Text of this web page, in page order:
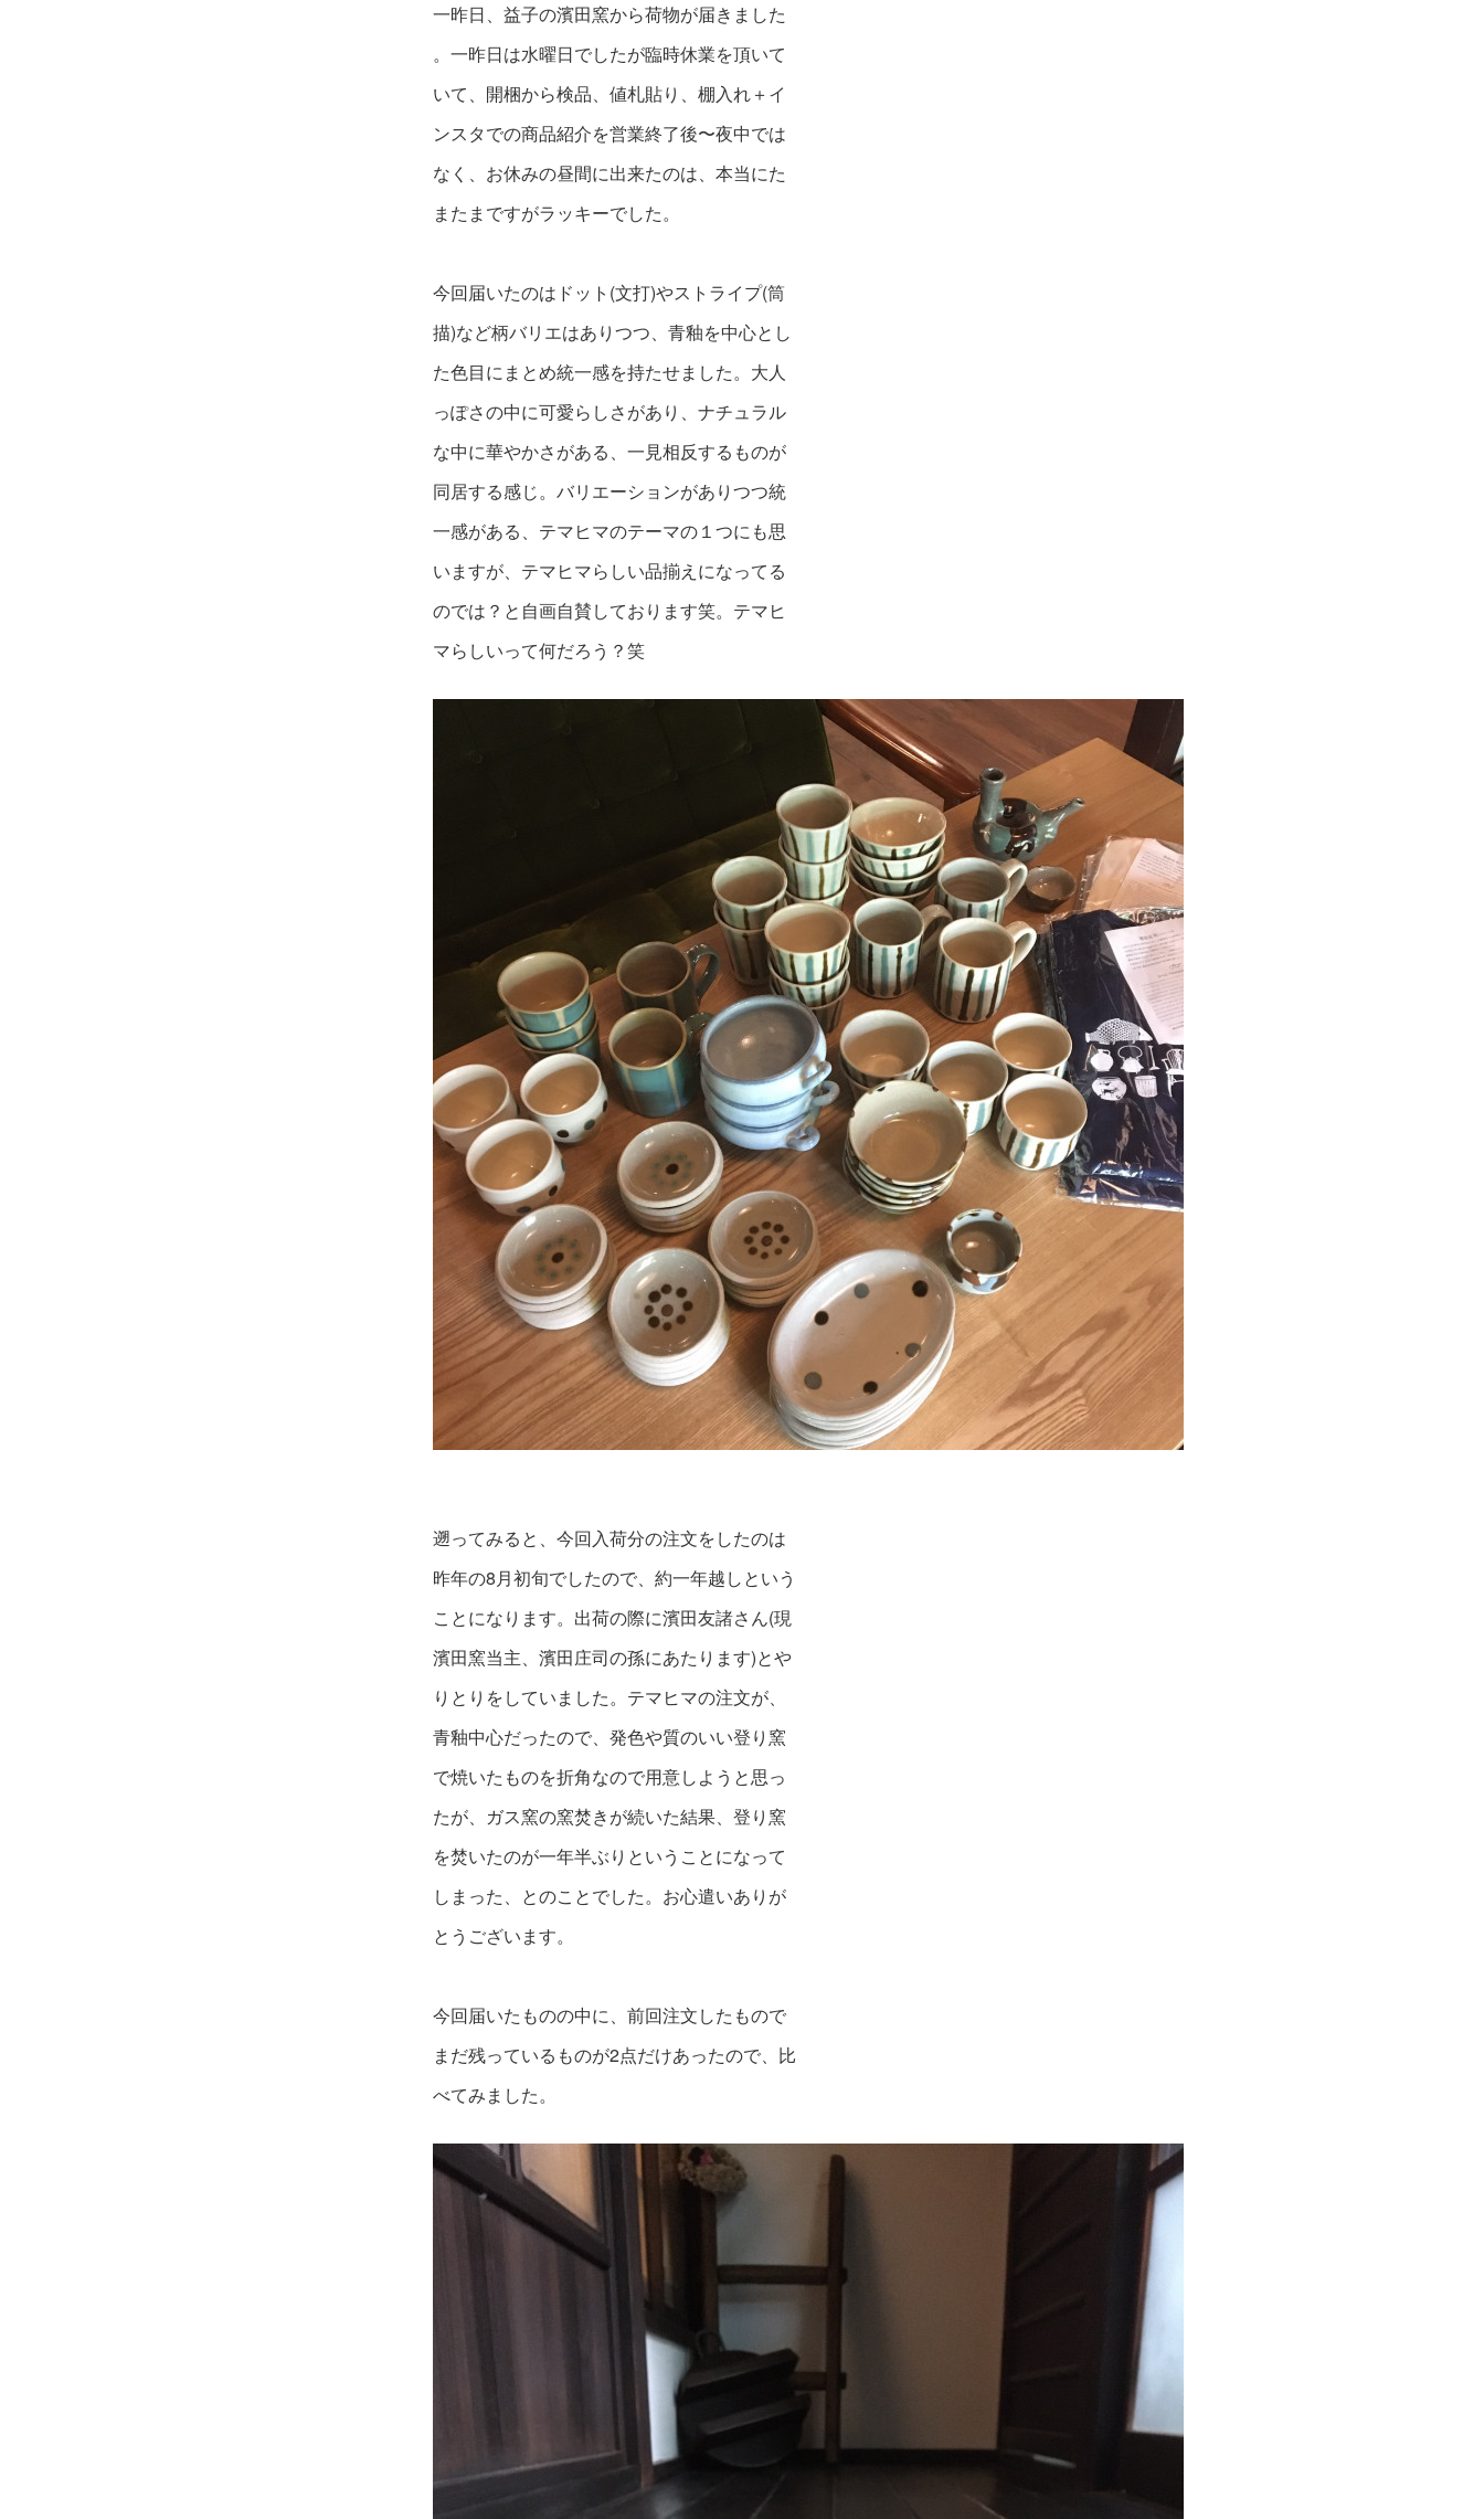
一昨日、益子の濱田窯から荷物が届きました
。一昨日は水曜日でしたが臨時休業を頂いて
いて、開梱から検品、値札貼り、棚入れ＋イ
ンスタでの商品紹介を営業終了後〜夜中では
なく、お休みの昼間に出来たのは、本当にた
またまですがラッキーでした。
今回届いたのはドット(文打)やストライプ(筒
描)など柄バリエはありつつ、青釉を中心とし
た色目にまとめ統一感を持たせました。大人
っぽさの中に可愛らしさがあり、ナチュラル
な中に華やかさがある、一見相反するものが
同居する感じ。バリエーションがありつつ統
一感がある、テマヒマのテーマの１つにも思
いますが、テマヒマらしい品揃えになってる
のでは？と自画自賛しております笑。テマヒ
マらしいって何だろう？笑
遡ってみると、今回入荷分の注文をしたのは
昨年の8月初旬でしたので、約一年越しという
ことになります。出荷の際に濱田友諸さん(現
濱田窯当主、濱田庄司の孫にあたります)とや
りとりをしていました。テマヒマの注文が、
青釉中心だったので、発色や質のいい登り窯
で焼いたものを折角なので用意しようと思っ
たが、ガス窯の窯焚きが続いた結果、登り窯
を焚いたのが一年半ぶりということになって
しまった、とのことでした。お心遣いありが
とうございます。
今回届いたものの中に、前回注文したもので
まだ残っているものが2点だけあったので、比
べてみました。